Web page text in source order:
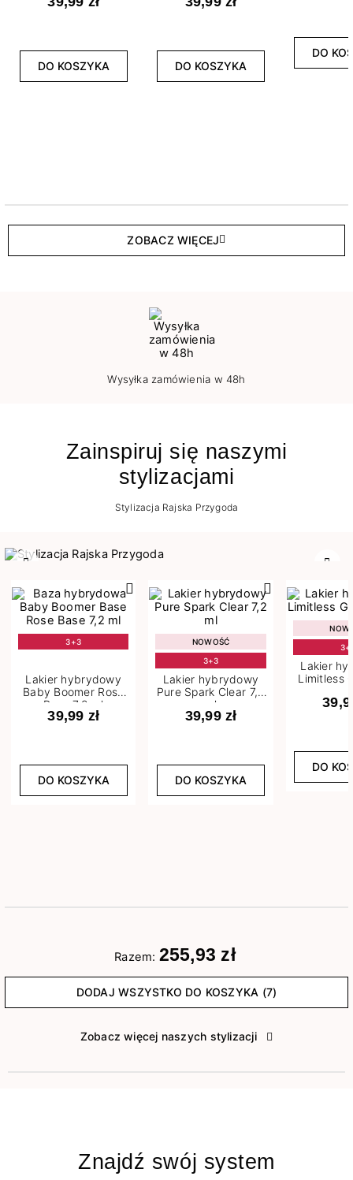
DO KOSZYKA DO KOSZYKA
DO
ZOBACZ WIĘCEJ
Wysyłka zamówienia w 48h
Zainspiruj się naszymi
stylizacjami
Stylizacja Rajska Przygoda
3+3
Lakier hybrydowy
Baby Boomer Rose
Base 7,2 ml
39,99 zł
DO KOSZYKA
NOWOŚĆ
3+3
Lakier hybrydowy
Pure Spark Clear 7,2
ml
39,99 zł
DO KOSZYKA
Lakier
Limitless
DO
Razem: 255,93 zł
DODAJ WSZYSTKO DO KOSZYKA (7)
Zobacz więcej naszych stylizacji
Znajdź swój system